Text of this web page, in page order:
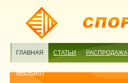
ГЛАВНАЯ СТАТЬИ РАСПРОДАЖА
МАГАЗИН